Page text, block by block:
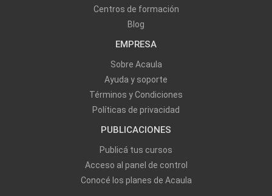
Centros de formación
Blog
EMPRESA
Sobre Acaula
Ayuda y soporte
Términos y Condiciones
Políticas de privacidad
PUBLICACIONES
Publicá tus cursos
Acceso al panel de control
Conocé los planes de Acaula